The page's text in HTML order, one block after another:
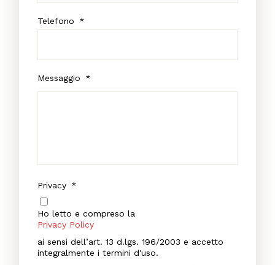
Telefono *
Messaggio *
Privacy *
Ho letto e compreso la
Privacy Policy
ai sensi dell’art. 13 d.lgs. 196/2003 e accetto
integralmente i termini d'uso.